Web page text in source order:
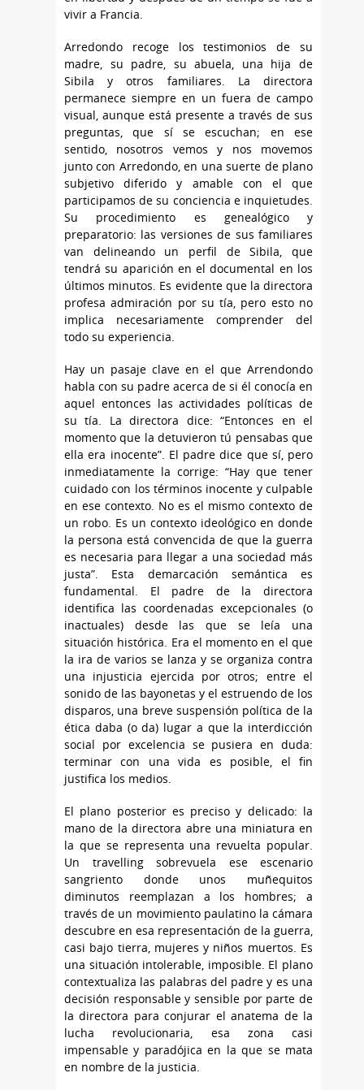
vivir a Francia.
Arredondo recoge los testimonios de su
madre, su padre, su abuela, una hija de
Sibila y otros familiares. La directora
permanece siempre en un fuera de campo
visual, aunque está presente a través de sus
preguntas, que sí se escuchan; en ese
sentido, nosotros vemos y nos movemos
junto con Arredondo, en una suerte de plano
subjetivo diferido y amable con el que
participamos de su conciencia e inquietudes.
Su procedimiento es genealógico y
preparatorio: las versiones de sus familiares
van delineando un perfil de Sibila, que
tendrá su aparición en el documental en los
últimos minutos. Es evidente que la directora
profesa admiración por su tía, pero esto no
implica necesariamente comprender del
todo su experiencia.
Hay un pasaje clave en el que Arrendondo
habla con su padre acerca de si él conocía en
aquel entonces las actividades políticas de
su tía. La directora dice: “Entonces en el
momento que la detuvieron tú pensabas que
ella era inocente”. El padre dice que sí, pero
inmediatamente la corrige: “Hay que tener
cuidado con los términos inocente y culpable
en ese contexto. No es el mismo contexto de
un robo. Es un contexto ideológico en donde
la persona está convencida de que la guerra
es necesaria para llegar a una sociedad más
justa”. Esta demarcación semántica es
fundamental. El padre de la directora
identifica las coordenadas excepcionales (o
inactuales) desde las que se leía una
situación histórica. Era el momento en el que
la ira de varios se lanza y se organiza contra
una injusticia ejercida por otros; entre el
sonido de las bayonetas y el estruendo de los
disparos, una breve suspensión política de la
ética daba (o da) lugar a que la interdicción
social por excelencia se pusiera en duda:
terminar con una vida es posible, el fin
justifica los medios.
El plano posterior es preciso y delicado: la
mano de la directora abre una miniatura en
la que se representa una revuelta popular.
Un travelling sobrevuela ese escenario
sangriento donde unos muñequitos
diminutos reemplazan a los hombres; a
través de un movimiento paulatino la cámara
descubre en esa representación de la guerra,
casi bajo tierra, mujeres y niños muertos. Es
una situación intolerable, imposible. El plano
contextualiza las palabras del padre y es una
decisión responsable y sensible por parte de
la directora para conjurar el anatema de la
lucha revolucionaria, esa zona casi
impensable y paradójica en la que se mata
en nombre de la justicia.